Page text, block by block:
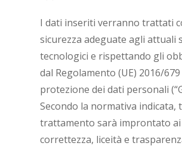
I dati inseriti verranno trattati
sicurezza adeguate agli attuali
tecnologici e rispettando gli
dal Regolamento (UE) 2016/
protezione dei dati personali
Secondo la normativa indicata,
trattamento sarà improntato
correttezza, liceità e